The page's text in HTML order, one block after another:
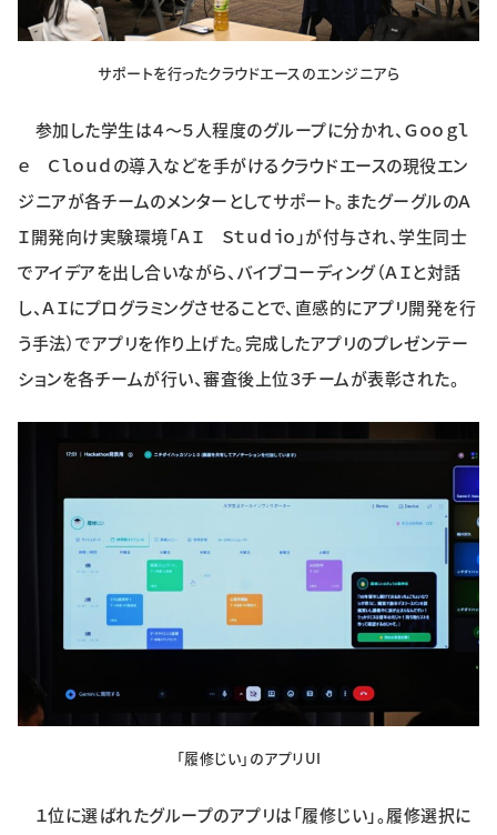
サポートを行ったクラウドエースのエンジニアら
参加した学生は４～５人程度のグループに分かれ、Ｇｏｏｇｌ
ｅ Ｃｌｏｕｄの導入などを手がけるクラウドエースの現役エン
ジニアが各チームのメンターとしてサポート。またグーグルのＡ
Ｉ開発向け実験環境「ＡＩ Ｓｔｕｄｉｏ」が付与され、学生同士
でアイデアを出し合いながら、バイブコーディング（ＡＩと対話
し、ＡＩにプログラミングさせることで、直感的にアプリ開発を行
う手法）でアプリを作り上げた。完成したアプリのプレゼンテー
ションを各チームが行い、審査後上位３チームが表彰された。
「履修じい」のアプリUI
１位に選ばれたグループのアプリは「履修じい」。履修選択に